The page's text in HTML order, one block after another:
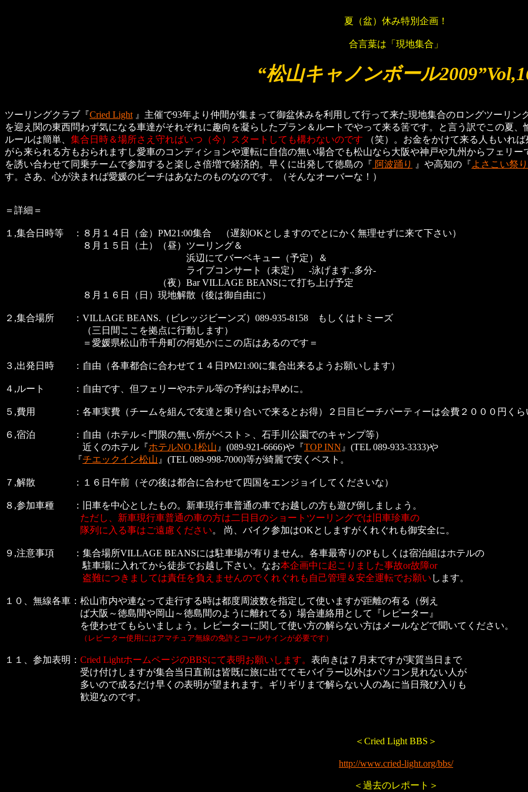
夏（盆）休み特別企画！
合言葉は「現地集合」
“松山キャノンボール
ツーリングクラブ『Cried Light 』主催で93年より仲間が集まって御盆休みを利用して行って来た現地集合のロングツーリン
を迎え関の東西問わず気になる車達がそれぞれに趣向を凝らしたプラン＆ルートでやって来る筈です。と言う訳でこの夏、
ルールは簡単、 集合日時＆場所さえ守ればいつ（今）スタートしても構わないのです （笑）。お金をかけて来る人もいれ
がら来られる方もおられますし愛車のコンディションや運転に自信の無い場合でも松山なら大阪や神戸や九州からフェリ
を誘い合わせて同乗チームで参加すると楽しさ倍増で経済的。早くに出発して徳島の『 阿波踊り 』や高知の『よさこい祭り
す。さあ、心が決まれば愛媛のビーチはあなたのものなのです。（そんなオーバーな！）
＝詳細＝
１,集合日時等 ：８月１４日（金）PM21:00集合 （遅刻OKとしますのでとにかく無理せずに来て下さい）
８月１５日（土）（昼）ツーリング＆
浜辺にてバーベキュー（予定）＆
ライブコンサート（未定） -泳げます..多分-
（夜）Bar VILLAGE BEANSにて打ち上げ予定
８月１６日（日）現地解散（後は御自由に）
２,集合場所 ：VILLAGE BEANS.（ビレッジビーンズ）089-935-8158 もしくはトミーズ
（三日間ここを拠点に行動します）
＝愛媛県松山市千舟町の何処かにこの店はあるのです＝
３,出発日時 ：自由（各車都合に合わせて１４日PM21:00に集合出来るようお願いします）
４,ルート ：自由です、但フェリーやホテル等の予約はお早めに。
５,費用 ：各車実費（チームを組んで友達と乗り合いで来るとお得）２日目ビーチパーティーは会費２０００円くら
６,宿泊 ：自由（ホテル＜門限の無い所がベスト＞、石手川公園でのキャンプ等）
近くのホテル『ホテルNO,1松山 』(089-921-6666)や『TOP INN 』(TEL 089-933-3333)や
『チエックイン松山 』(TEL 089-998-7000)等が綺麗で安くベスト。
７,解散 ：１６日午前（その後は都合に合わせて四国をエンジョイしてくださいな）
８,参加車種 ：旧車を中心としたもの。新車現行車普通の車でお越しの方も遊び倒しましょう。
ただし、新車現行車普通の車の方は二日目のショートツーリングでは旧車珍車の
隊列に入る事はご遠慮ください。 尚、バイク参加はOKとしますがくれぐれも御安全に。
９,注意事項 ：集合場所VILLAGE BEANSには駐車場が有りません。各車最寄りのPもしくは宿泊組はホテルの
駐車場に入れてから徒歩でお越し下さい。なお本企画中に起こりました事故or故障or
盗難につきましては責任を負えませんのでくれぐれも自己管理＆安全運転でお願い します。
１０、無線各車：松山市内や連なって走行する時は都度周波数を指定して使いますが距離の有る（例え
ば大阪～徳島間や岡山～徳島間のように離れてる）場合連絡用として『レピーター』
を使わせてもらいましょう。レピーターに関して使い方の解らない方はメールなどで聞いてください。
（レピーター使用にはアマチュア無線の免許とコールサインが必要です）
１１、参加表明： Cried LightホームページのBBSにて表明お願いします。 表向きは７月末ですが実質当日まで
受け付けしますが集合当日直前は皆既に旅に出ててモバイラー以外はパソコン見れない人が
多いので成るだけ早くの表明が望まれます。ギリギリまで解らない人の為に当日飛び入りも
歓迎なのです。
＜Cried Light BBS＞
http://www.cried-light.org/bbs/
＜過去のレポート＞